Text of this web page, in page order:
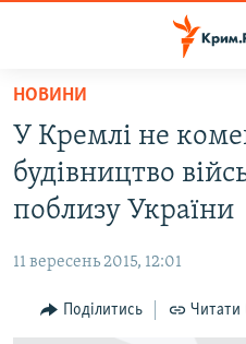
Перейти
основного
матеріалу
Перейти
до
основної
навігації
Перейти
до
ВОДА.КРИМ
ВІДЕО ТА ФОТО
БЛОГИ
ПОГЛЯД
НОВИНИ
У Кремлі не
будівництво
поблизу України
11 вересень 2015, 12:01
Поділитись Читати